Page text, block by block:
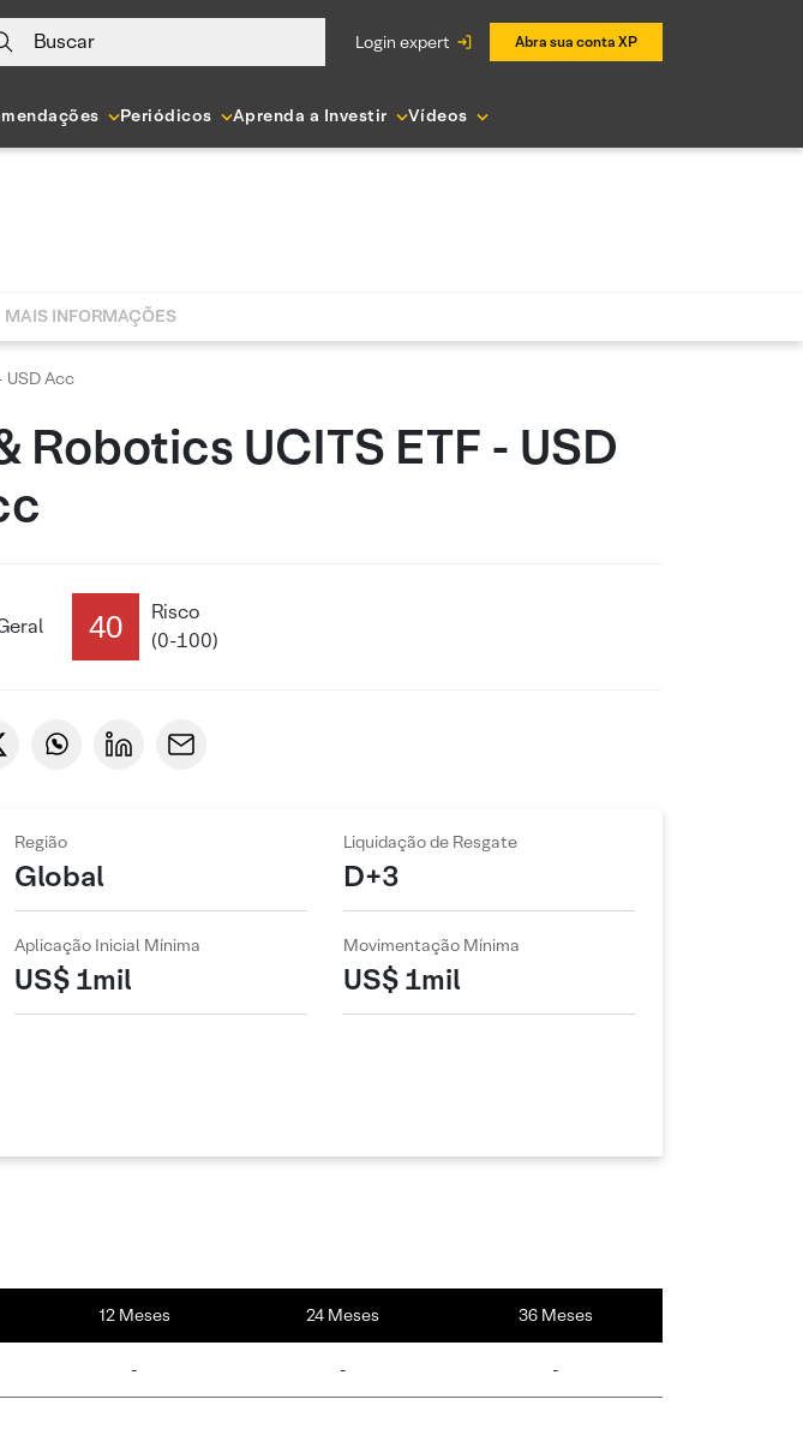
Buscar login expert Abra sua conta XP
Periódicos Aprenda a Investir Vídeos
MAIS INFORMAÇÕES
USD Acc
Robotics UCITS ETF - USD
40
Risco
(0-100)
Região
Global
Liquidação de Resgate
D+3
Aplicação Inicial Mínima
US$ 1mil
Movimentação Mínima
US$ 1mil
12 Meses 24 Meses 36 Meses
- - -